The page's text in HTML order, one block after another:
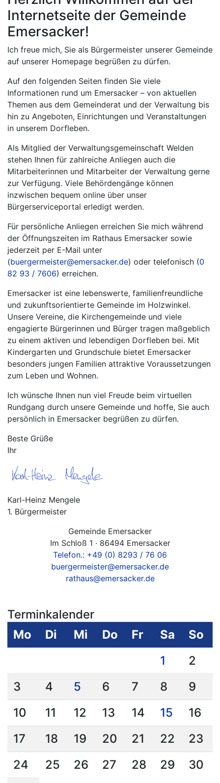
Internetseite der Gemeinde
Emersacker!
Ich freue mich, Sie als Bürgermeister unserer Gemeinde
auf unserer Homepage begrüßen zu dürfen.
Auf den folgenden Seiten finden Sie viele
Informationen rund um Emersacker – von aktuellen
Themen aus dem Gemeinderat und der Verwaltung bis
hin zu Angeboten, Einrichtungen und Veranstaltungen
in unserem Dorfleben.
Als Mitglied der Verwaltungsgemeinschaft Welden
stehen Ihnen für zahlreiche Anliegen auch die
Mitarbeiterinnen und Mitarbeiter der Verwaltung gerne
zur Verfügung. Viele Behördengänge können
inzwischen bequem online über unser
Bürgerserviceportal erledigt werden.
Für persönliche Anliegen erreichen Sie mich während
der Öffnungszeiten im Rathaus Emersacker sowie
jederzeit per E-Mail unter
(buergermeister@emersacker.de) oder telefonisch (0
82 93 / 7606) erreichen.
Emersacker ist eine lebenswerte, familienfreundliche
und zukunftsorientierte Gemeinde im Holzwinkel.
Unsere Vereine, die Kirchengemeinde und viele
engagierte Bürgerinnen und Bürger tragen maßgeblich
zu einem aktiven und lebendigen Dorfleben bei. Mit
Kindergarten und Grundschule bietet Emersacker
besonders jungen Familien attraktive Voraussetzungen
zum Leben und Wohnen.
Ich wünsche Ihnen nun viel Freude beim virtuellen
Rundgang durch unsere Gemeinde und hoffe, Sie auch
persönlich in Emersacker begrüßen zu dürfen.
Beste Grüße
Ihr
Karl-Heinz Mengele
1. Bürgermeister
Gemeinde Emersacker
Im Schloß 1 · 86494 Emersacker
Telefon.: +49 (0) 8293 / 76 06
buergermeister@emersacker.de
rathaus@emersacker.de
Terminkalender
Mo
Di Mi Do Fr Sa
So
1
2
3
4 5 6 7 8
9
10
11 12 13 14 15
16
17
18 19 20 21 22
23
24
25 26 27 28 29
30